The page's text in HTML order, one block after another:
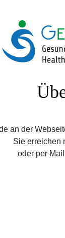
an der
Sie erreichen
oder per